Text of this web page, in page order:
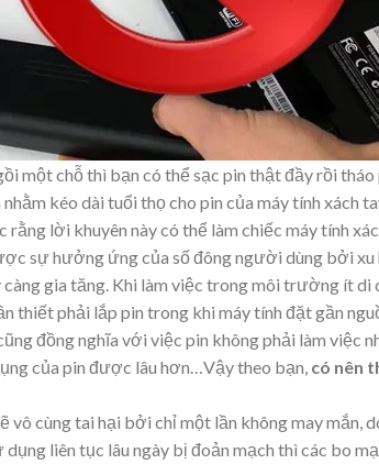
một chỗ thì bạn có thể sạc pin thật đầy rồi tháo
nhằm kéo dài tuổi thọ cho pin của máy tính
rằng lời khuyên này có thể làm chiếc máy tính
sự hưởng ứng của số đông người dùng bởi
càng gia tăng. Khi làm việc trong môi trường ít
thiết phải lắp pin trong khi máy tính đặt gần
đồng nghĩa với việc pin không phải làm việc
của pin được lâu hơn…Vậy theo bạn, có nên
vô cùng tai hại bởi chỉ một lần không may
liên tục lâu ngày bị đoản mạch thì các bo